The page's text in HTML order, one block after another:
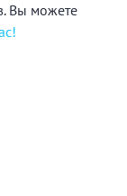
Вы можете